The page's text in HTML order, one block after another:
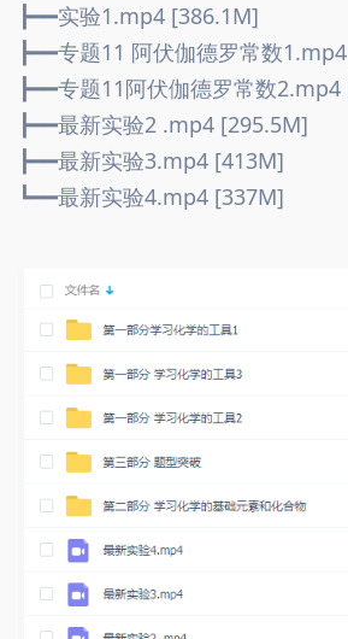
┣━━实验1.mp4 [386.1M]
┣━━专题11 阿伏伽德罗常数
┣━━专题11阿伏伽德罗常数
┣━━最新实验2 .mp4 [295.5M]
┣━━最新实验3.mp4 [413M]
┗━━最新实验4.mp4 [337M]